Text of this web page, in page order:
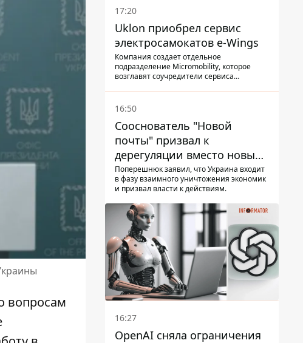
вопросам
17:20
Uklon приобрел сервис
электросамокатов e-Wings
Компания создает отдельное
подразделение Micromobility, которое
возглавят соучредители сервиса
16:50
Сооснователь "Новой
почты" призвал к
дерегуляции вместо новых
налогов - Гетманцев против
Поперешнюк заявил, что Украина входит
в фазу взаимного уничтожения экономик
и призвал власти к действиям.
16:27
OpenAI сняла ограничения